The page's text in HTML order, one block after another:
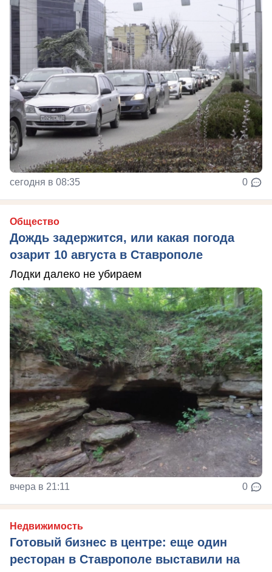
сегодня в 08:35 0
Общество
Дождь задержится, или какая погода
озарит 10 августа в Ставрополе
Лодки далеко не убираем
вчера в 21:11 0
Недвижимость
Готовый бизнес в центре: еще один
ресторан в Ставрополе выставили на